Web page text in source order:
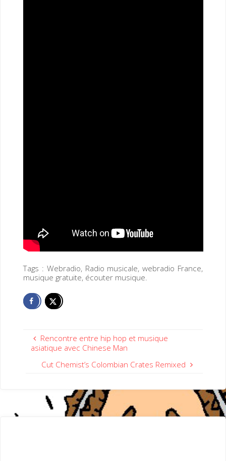
Tags : Webradio, Radio musicale, webradio France,
musique gratuite, écouter musique.
Rencontre entre hip hop et musique
asiatique avec Chinese Man
Cut Chemist’s Colombian Crates Remixed